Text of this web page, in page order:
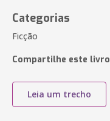
Categorias
Ficção
Compartilhe este livro
Leia um trecho